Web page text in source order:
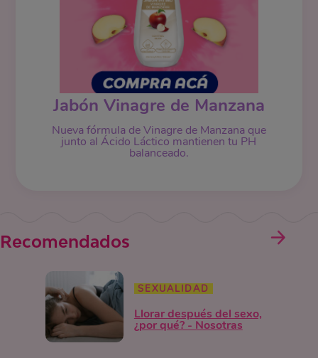
Jabón Vinagre de Manzana
Nueva fórmula de Vinagre de Manzana que
junto al Ácido Láctico mantienen tu PH
balanceado.
Recomendados
SEXUALIDAD
Llorar después del sexo,
¿por qué? - Nosotras